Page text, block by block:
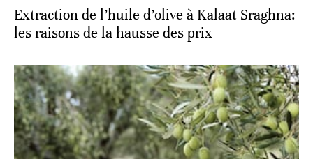
Extraction de l’huile d’olive à Kalaat Sraghna:
les raisons de la hausse des prix